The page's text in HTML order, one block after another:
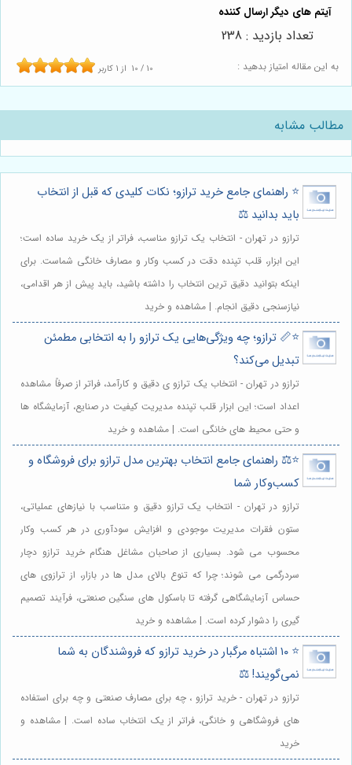
به این مقاله امتیاز بدهید : 10 / 10 از 1 کاربر
تعداد بازدید : 238
مطالب مشابه
⭐️ راهنمای جامع خرید ترازو؛ نکات کلیدی که قبل از انتخاب
باید بدانید ⚖️
ترازو در تهران - انتخاب یک ترازو مناسب، فراتر از یک خرید ساده است؛
این ابزار، قلب تپنده دقت در کسب وکار و مصارف خانگی شماست. برای
اینکه بتوانید دقیق ترین انتخاب را داشته باشید، باید پیش از هر اقدامی،
نیازسنجی دقیق انجام. | مشاهده و خرید
⭐️📏 ترازو؛ چه ویژگی‌هایی یک ترازو را به انتخابی مطمئن
تبدیل می‌کند؟
ترازو در تهران - انتخاب یک ترازو ی دقیق و کارآمد، فراتر از صرفاً مشاهده
اعداد است؛ این ابزار قلب تپنده مدیریت کیفیت در صنایع، آزمایشگاه ها
و حتی محیط های خانگی است. | مشاهده و خرید
⭐️⚖️ راهنمای جامع انتخاب بهترین مدل ترازو برای فروشگاه و
کسب‌وکار شما
ترازو در تهران - انتخاب یک ترازو دقیق و متناسب با نیازهای عملیاتی،
ستون فقرات مدیریت موجودی و افزایش سودآوری در هر کسب وکار
محسوب می شود. بسیاری از صاحبان مشاغل هنگام خرید ترازو دچار
سردرگمی می شوند؛ چرا که تنوع بالای مدل ها در بازار، از ترازوی های
حساس آزمایشگاهی گرفته تا باسکول های سنگین صنعتی، فرآیند تصمیم
گیری را دشوار کرده است. | مشاهده و خرید
⭐️ ۱۰ اشتباه مرگبار در خرید ترازو که فروشندگان به شما
نمی‌گویند! ⚖️
ترازو در تهران - خرید ترازو ، چه برای مصارف صنعتی و چه برای استفاده
های فروشگاهی و خانگی، فراتر از یک انتخاب ساده است. | مشاهده و
خرید